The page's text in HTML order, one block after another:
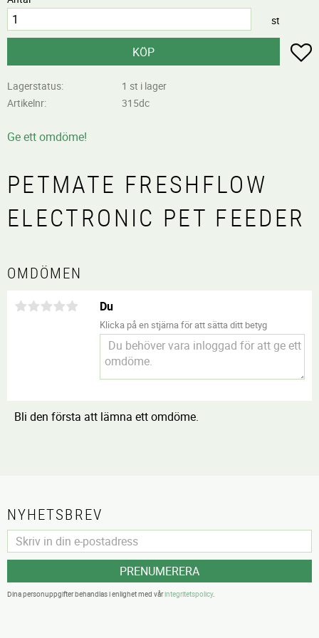
st
KÖP
Lagerstatus
1 st i lager
Artikelnr
315dc
Ge ett omdöme!
PETMATE FRESHFLOW
ELECTRONIC PET FEEDER
OMDÖMEN
Du
Klicka på en stjärna för att sätta ditt betyg
Bli den första att lämna ett omdöme.
NYHETSBREV
PRENUMERERA
Dina personuppgifter behandlas i enlighet med vårintegritetspolicy.